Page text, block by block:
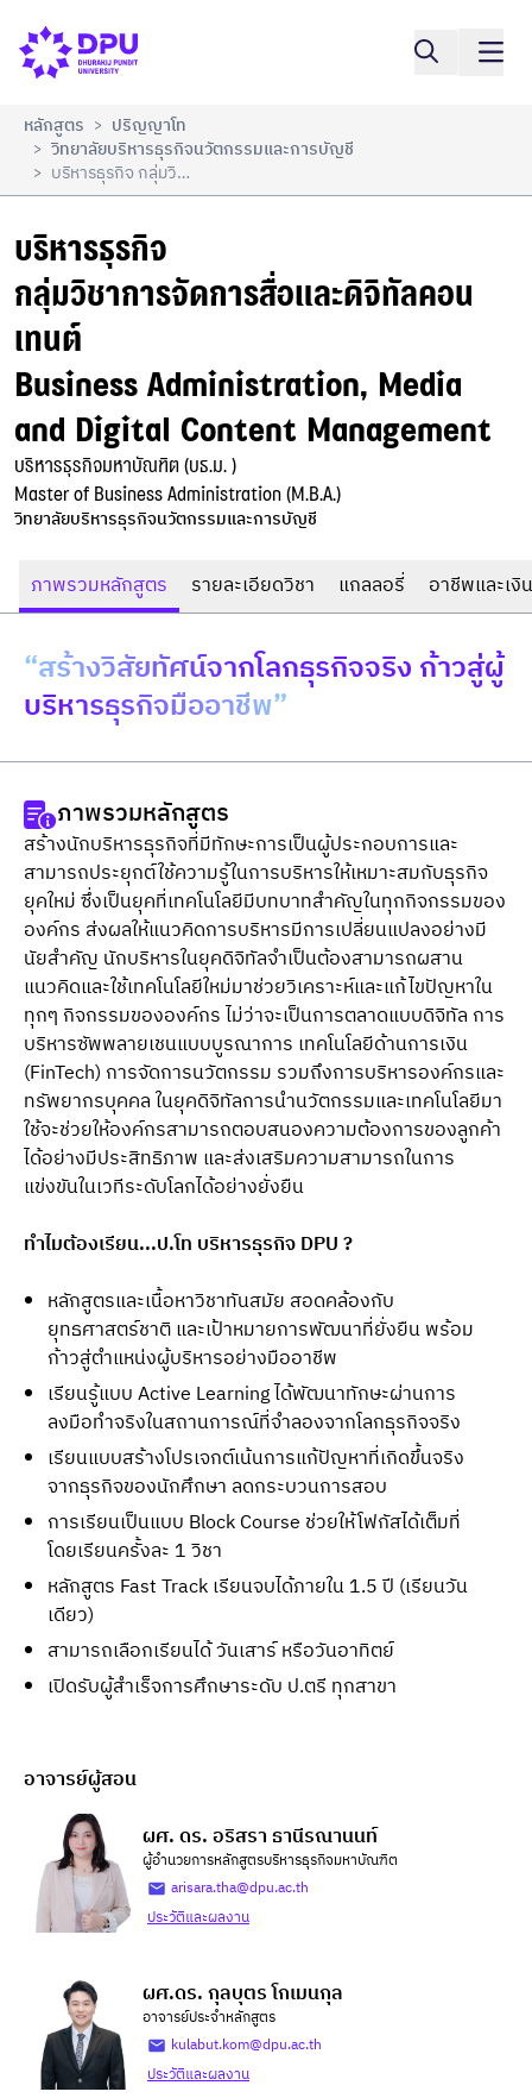
บริหารธุรกิจ
กลุ่มวิชาการจัดการสื่อและดิจิทัลคอนเทนต์
Content Management
เปรียบเทียบ
หลักสูตร > ปริญญาโท
> วิทยาลัยบริหารธุรกิจนวัตกรรมและการบัญชี
> บริหารธุรกิจ กลุ่มวิชาการจัดการสื่อและดิจิทัลคอนเทนต์ Business Administration, Media And Digital Content Management
บริหารธุรกิจ
กลุ่มวิชาการจัดการสื่อและดิจิทัลคอน
เทนต์
Business Administration, Media
and Digital Content Management
บริหารธุรกิจมหาบัณฑิต (บธ.ม. )
Master of Business Administration (M.B.A.)
วิทยาลัยบริหารธุรกิจนวัตกรรมและการบัญชี
ภาพรวมหลักสูตร รายละเอียดวิชา แกลลอรี่ อาชีพและเงิ
“สร้างวิสัยทัศน์จากโลกธุรกิจจริง ก้าวสู่ผู้
บริหารธุรกิจมืออาชีพ”
ภาพรวมหลักสูตร
สร้างนักบริหารธุรกิจที่มีทักษะการเป็นผู้ประกอบการและ
สามารถประยุกต์ใช้ความรู้ในการบริหารให้เหมาะสมกับธุรกิจ
ยุคใหม่ ซึ่งเป็นยุคที่เทคโนโลยีมีบทบาทสำคัญในทุกกิจกรรมของ
องค์กร ส่งผลให้แนวคิดการบริหารมีการเปลี่ยนแปลงอย่างมี
นัยสำคัญ นักบริหารในยุคดิจิทัลจำเป็นต้องสามารถผสาน
แนวคิดและใช้เทคโนโลยีใหม่มาช่วยวิเคราะห์และแก้ไขปัญหาใน
ทุกๆ กิจกรรมขององค์กร ไม่ว่าจะเป็นการตลาดแบบดิจิทัล การ
บริหารซัพพลายเชนแบบบูรณาการ เทคโนโลยีด้านการเงิน
(FinTech) การจัดการนวัตกรรม รวมถึงการบริหารองค์กรและ
ทรัพยากรบุคคล ในยุคดิจิทัลการนำนวัตกรรมและเทคโนโลยีมา
ใช้จะช่วยให้องค์กรสามารถตอบสนองความต้องการของลูกค้า
ได้อย่างมีประสิทธิภาพ และส่งเสริมความสามารถในการ
แข่งขันในเวทีระดับโลกได้อย่างยั่งยืน
ทำไมต้องเรียน...ป.โท บริหารธุรกิจ DPU ?
หลักสูตรและเนื้อหาวิชาทันสมัย สอดคล้องกับ
ยุทธศาสตร์ชาติ และเป้าหมายการพัฒนาที่ยั่งยืน พร้อม
ก้าวสู่ตำแหน่งผู้บริหารอย่างมืออาชีพ
เรียนรู้แบบ Active Learning ได้พัฒนาทักษะผ่านการ
ลงมือทำจริงในสถานการณ์ที่จำลองจากโลกธุรกิจจริง
เรียนแบบสร้างโปรเจกต์เน้นการแก้ปัญหาที่เกิดขึ้นจริง
จากธุรกิจของนักศึกษา ลดกระบวนการสอบ
การเรียนเป็นแบบ Block Course ช่วยให้โฟกัสได้เต็มที่
โดยเรียนครั้งละ 1 วิชา
หลักสูตร Fast Track เรียนจบได้ภายใน 1.5 ปี (เรียนวัน
เดียว)
สามารถเลือกเรียนได้ วันเสาร์ หรือวันอาทิตย์
เปิดรับผู้สำเร็จการศึกษาระดับ ป.ตรี ทุกสาขา
อาจารย์ผู้สอน
ผศ. ดร. อริสรา ธานีรณานนท์
ผู้อำนวยการหลักสูตรบริหารธุรกิจมหาบัณฑิต
arisara.tha@dpu.ac.th
ประวัติและผลงาน
ผศ.ดร. กุลบุตร โกเมนกุล
อาจารย์ประจำหลักสูตร
kulabut.kom@dpu.ac.th
ประวัติและผลงาน